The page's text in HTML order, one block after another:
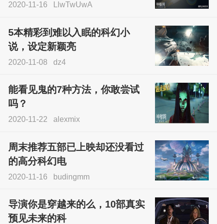
2020-11-16 LlwTwUwA
5本精彩到难以入眠的科幻小
说，设定新颖亮
2020-11-08 dz4
能看见鬼的7种方法，你敢尝试
吗？
2020-11-22 alexmix
周末推荐五部已上映却还没看过
的高分科幻电
2020-11-16 budingmm
导演你是穿越来的么，10部真实
预见未来的科